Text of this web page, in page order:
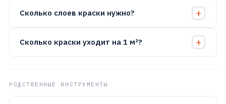
Сколько слоев краски нужно?
Сколько краски уходит на 1 м²?
РОДСТВЕННЫЕ ИНСТРУМЕНТЫ